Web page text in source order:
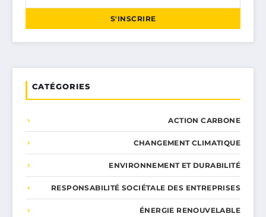
S'INSCRIRE
CATÉGORIES
ACTION CARBONE
CHANGEMENT CLIMATIQUE
ENVIRONNEMENT ET DURABILITÉ
RESPONSABILITÉ SOCIÉTALE DES ENTREPRISES
ÉNERGIE RENOUVELABLE